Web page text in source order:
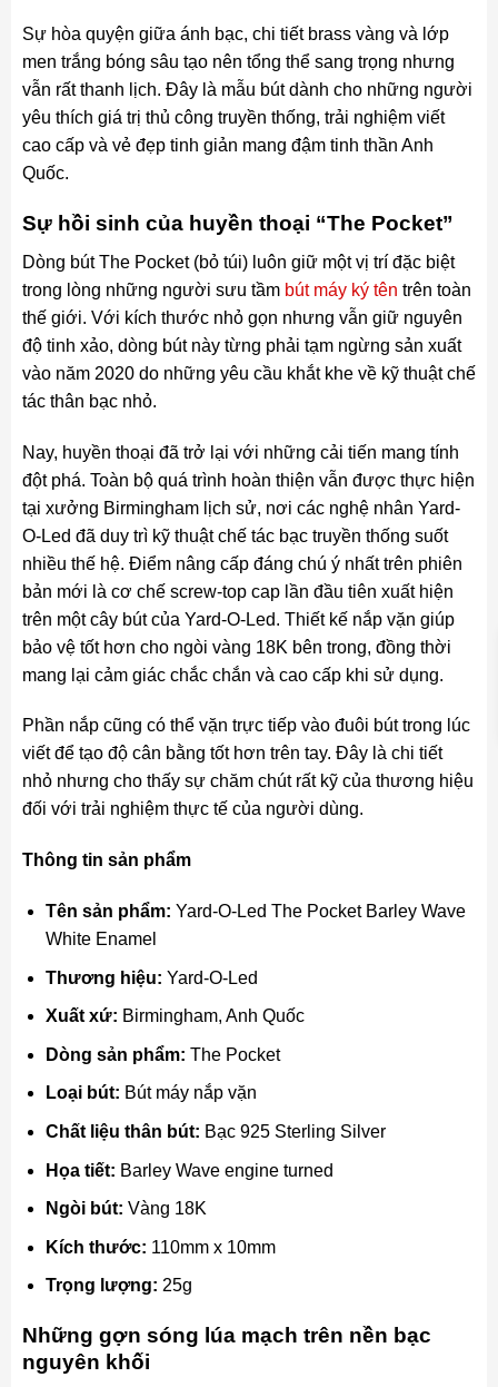
Sự hòa quyện giữa ánh bạc, chi tiết brass vàng và lớp
men trắng bóng sâu tạo nên tổng thể sang trọng nhưng
vẫn rất thanh lịch. Đây là mẫu bút dành cho những người
yêu thích giá trị thủ công truyền thống, trải nghiệm viết
cao cấp và vẻ đẹp tinh giản mang đậm tinh thần Anh
Quốc.
Sự hồi sinh của huyền thoại “The Pocket”
Dòng bút The Pocket (bỏ túi) luôn giữ một vị trí đặc biệt
trong lòng những người sưu tầm bút máy ký tên trên toàn
thế giới. Với kích thước nhỏ gọn nhưng vẫn giữ nguyên
độ tinh xảo, dòng bút này từng phải tạm ngừng sản xuất
vào năm 2020 do những yêu cầu khắt khe về kỹ thuật chế
tác thân bạc nhỏ.
Nay, huyền thoại đã trở lại với những cải tiến mang tính
đột phá. Toàn bộ quá trình hoàn thiện vẫn được thực hiện
tại xưởng Birmingham lịch sử, nơi các nghệ nhân Yard-
O-Led đã duy trì kỹ thuật chế tác bạc truyền thống suốt
nhiều thế hệ. Điểm nâng cấp đáng chú ý nhất trên phiên
bản mới là cơ chế screw-top cap lần đầu tiên xuất hiện
trên một cây bút của Yard-O-Led. Thiết kế nắp vặn giúp
bảo vệ tốt hơn cho ngòi vàng 18K bên trong, đồng thời
mang lại cảm giác chắc chắn và cao cấp khi sử dụng.
Phần nắp cũng có thể vặn trực tiếp vào đuôi bút trong lúc
viết để tạo độ cân bằng tốt hơn trên tay. Đây là chi tiết
nhỏ nhưng cho thấy sự chăm chút rất kỹ của thương hiệu
đối với trải nghiệm thực tế của người dùng.
Thông tin sản phẩm
Tên sản phẩm: Yard-O-Led The Pocket Barley Wave
White Enamel
Thương hiệu: Yard-O-Led
Xuất xứ: Birmingham, Anh Quốc
Dòng sản phẩm: The Pocket
Loại bút: Bút máy nắp vặn
Chất liệu thân bút: Bạc 925 Sterling Silver
Họa tiết: Barley Wave engine turned
Ngòi bút: Vàng 18K
Kích thước: 110mm x 10mm
Trọng lượng: 25g
Những gợn sóng lúa mạch trên nền bạc
nguyên khối